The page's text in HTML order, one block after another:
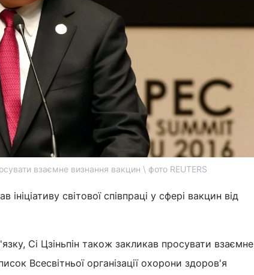
взаємне визнання вакцин \ фото REUTERS
світової співпраці у сфері вакцин від
Сі Цзіньпін також закликав просувати взаємне
Всесвітньої організації охорони здоров'я